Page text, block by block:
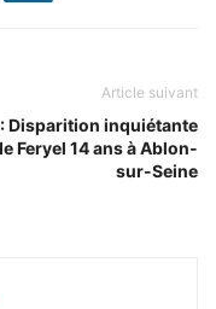
Article suivant
Disparition inquiétante
Feryel 14 ans à Ablon-
sur-Seine